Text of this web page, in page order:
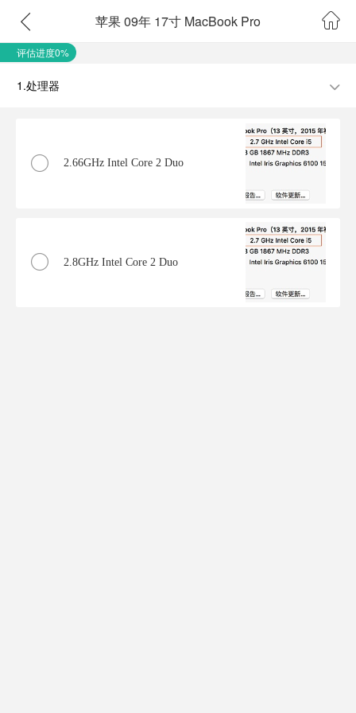
苹果 09年 17寸 MacBook Pro
评估进度0%
1.处理器
2.66GHz Intel Core 2 Duo
2.8GHz Intel Core 2 Duo